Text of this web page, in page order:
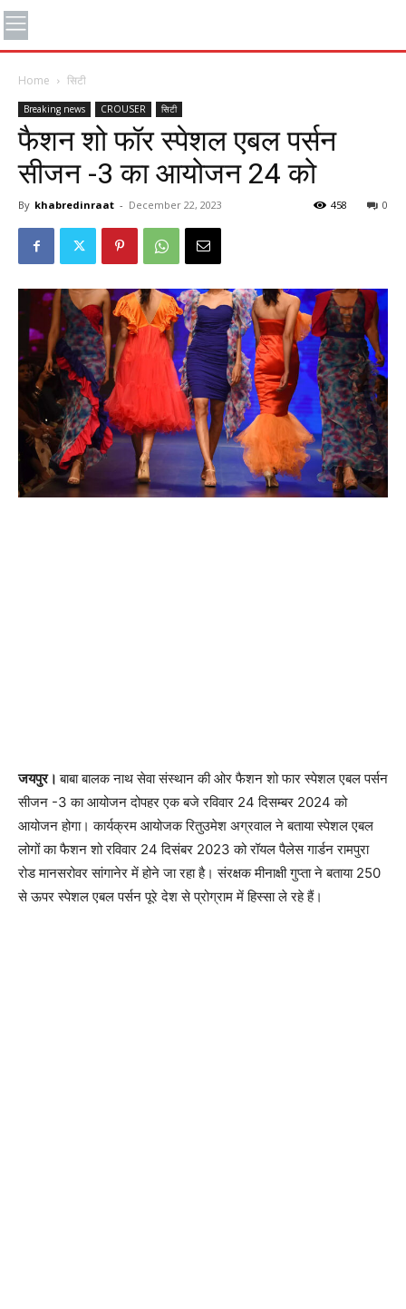
Home सिटी
Breaking news CROUSER सिटी
फैशन शो फॉर स्पेशल एबल पर्सन
सीजन -3 का आयोजन 24 को
By khabredinraat - December 22, 2023 0
458
जयपुर।बाबा बालक नाथ सेवा संस्थान की ओर फैशन शो फार स्पेशल एबल पर्सन
सीजन -3 का आयोजन दोपहर एक बजे रविवार 24 दिसम्बर 2024 को
आयोजन होगा। कार्यक्रम आयोजक रितुउमेश अग्रवाल ने बताया स्पेशल एबल
लोगों का फैशन शो रविवार 24 दिसंबर 2023 को रॉयल पैलेस गार्डन रामपुरा
रोड मानसरोवर सांगानेर में होने जा रहा है। संरक्षक मीनाक्षी गुप्ता ने बताया 250
से ऊपर स्पेशल एबल पर्सन पूरे देश से प्रोग्राम में हिस्सा ले रहे हैं।